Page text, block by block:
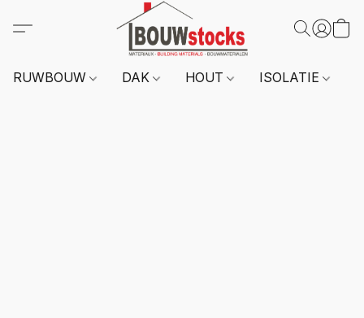
RUWBOUW DAK HOUT ISOLATIE